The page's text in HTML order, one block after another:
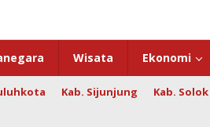
Wisata Ekonomi
Kab. Sijunjung Kab.